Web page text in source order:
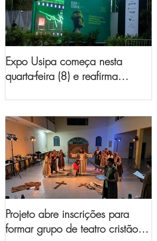
Expo Usipa começa nesta
quarta-feira (8) e reafirma
prestação de serviços de Minas
Gerais
Projeto abre inscrições para
formar grupo de teatro cristão